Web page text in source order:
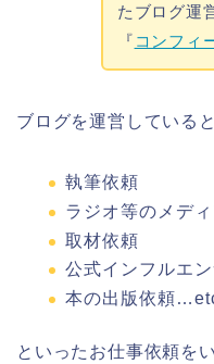
たブログ運
『 コンフィ
ブログを運営していると
執筆依頼
ラジオ等のメデ
取材依頼
公式インフルエ
本の出版依頼
といったお仕事依頼を